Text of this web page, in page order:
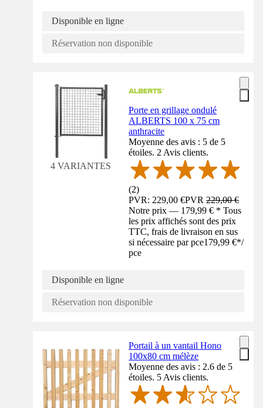
Disponible en ligne
Réservation non disponible
4 VARIANTES
Porte en grillage ondulé
ALBERTS 100 x 75 cm
anthracite
Moyenne des avis : 5 de 5
étoiles. 2 Avis clients.
(2)
PVR: 229,00 €PVR229,00 €
Notre prix — 179,99 € * Tous
les prix affichés sont des prix
TTC, frais de livraison en sus
si nécessaire par pce179,99 €*/
pce
Disponible en ligne
Réservation non disponible
Portail à un vantail Hono
100x80 cm mélèze
Moyenne des avis : 2.6 de 5
étoiles. 5 Avis clients.